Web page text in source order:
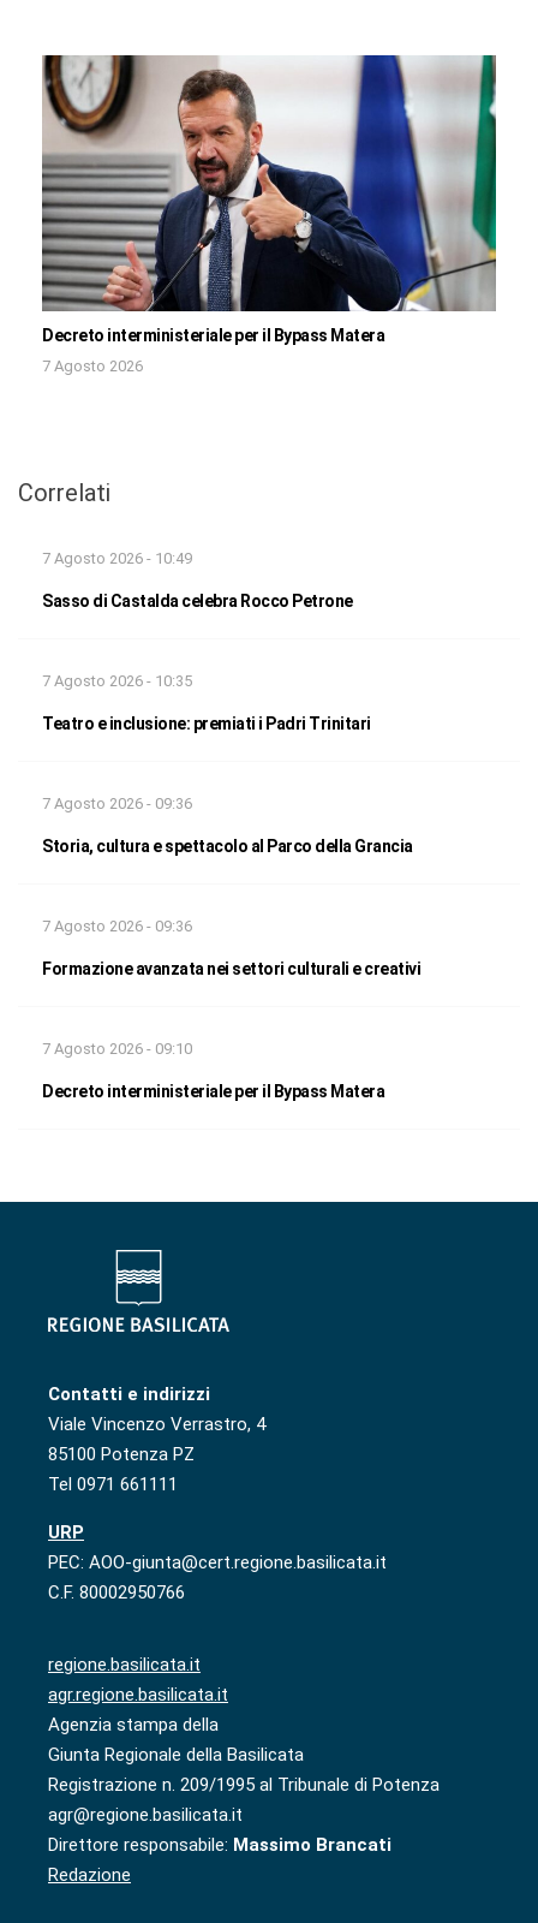
Decreto interministeriale per il Bypass Matera
7 Agosto 2026
Correlati
7 Agosto 2026 - 10:49
Sasso di Castalda celebra Rocco Petrone
7 Agosto 2026 - 10:35
Teatro e inclusione: premiati i Padri Trinitari
7 Agosto 2026 - 09:36
Storia, cultura e spettacolo al Parco della Grancia
7 Agosto 2026 - 09:36
Formazione avanzata nei settori culturali e creativi
7 Agosto 2026 - 09:10
Decreto interministeriale per il Bypass Matera
Contatti e indirizzi
Viale Vincenzo Verrastro, 4
85100 Potenza PZ
Tel 0971 661111
URP
PEC: AOO-giunta@cert.regione.basilicata.it
C.F. 80002950766
regione.basilicata.it
agr.regione.basilicata.it
Agenzia stampa della
Giunta Regionale della Basilicata
Registrazione n. 209/1995 al Tribunale di Potenza
agr@regione.basilicata.it
Direttore responsabile: Massimo Brancati
Redazione